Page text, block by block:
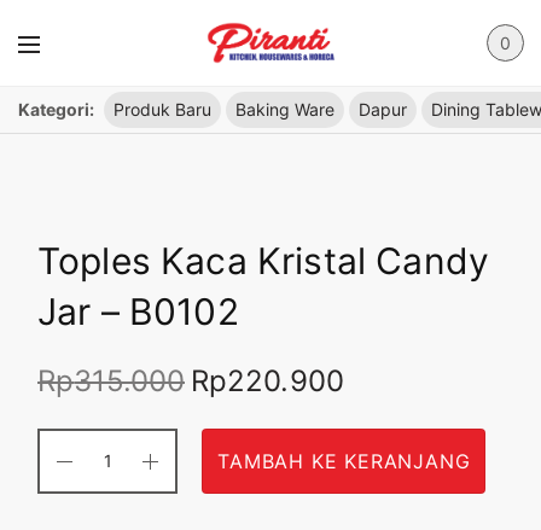
0
Kategori: Produk Baru Baking Ware Dapur Dining
Toples Kaca Kristal Candy
Jar – B0102
Rp315.000 Harga
adalah:
Rp315.000.
Rp220.900
Rp220.900.
TAMBAH KE KERANJANG